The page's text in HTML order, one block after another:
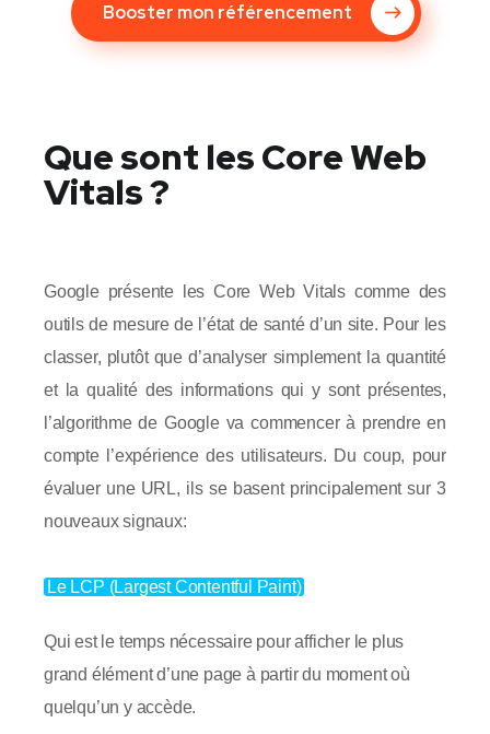
Booster mon référencement
Que sont les Core Web
Vitals ?
Google présente les Core Web Vitals comme des
outils de mesure de l’état de santé d’un site. Pour les
classer, plutôt que d’analyser simplement la quantité
et la qualité des informations qui y sont présentes,
l’algorithme de Google va commencer à prendre en
compte l’expérience des utilisateurs. Du coup, pour
évaluer une URL, ils se basent principalement sur 3
nouveaux signaux:
Le LCP (Largest Contentful Paint)
Qui est le temps nécessaire pour afficher le plus
grand élément d’une page à partir du moment où
quelqu’un y accède.